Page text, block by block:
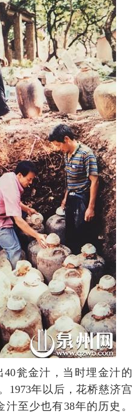
40瓮金汁，当时埋金汁的
1973年以后，花桥慈济宫
至少也有38年的历史。